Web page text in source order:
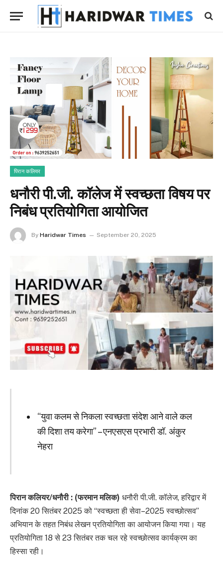
पिरान कलियर
धनौरी पी.जी. कॉलेज में स्वच्छता विषय पर
निबंध प्रतियोगिता आयोजित
By Haridwar Times September 20, 2025
“युवा कलम से निकला स्वच्छता संदेश आने वाले कल
की दिशा तय करेगा” – एनएसएस प्रभारी डॉ. अंकुर
नेहरा
पिरान कलियर/धनौरी : (फरमान मलिक) धनौरी पी.जी. कॉलेज, हरिद्वार में
दिनांक 20 सितंबर 2025 को “स्वच्छता ही सेवा–2025 स्वच्छोत्सव”
अभियान के तहत निबंध लेखन प्रतियोगिता का आयोजन किया गया। यह
प्रतियोगिता 18 से 23 सितंबर तक चल रहे स्वच्छोत्सव कार्यक्रम का
हिस्सा रही।